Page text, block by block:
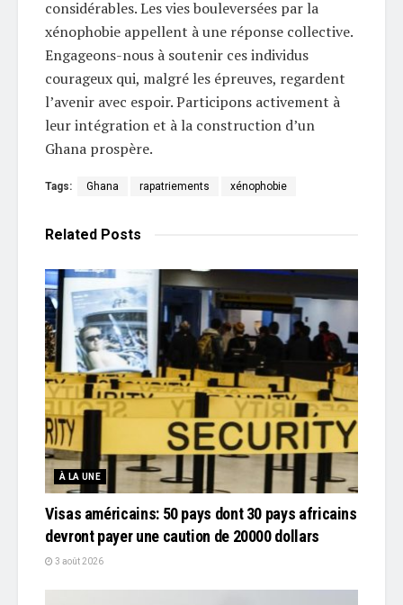
considérables. Les vies bouleversées par la
xénophobie appellent à une réponse collective.
Engageons-nous à soutenir ces individus
courageux qui, malgré les épreuves, regardent
l’avenir avec espoir. Participons activement à
leur intégration et à la construction d’un
Ghana prospère.
Tags: Ghana rapatriements xénophobie
Related Posts
À LA UNE
Visas américains: 50 pays dont 30 pays africains
devront payer une caution de 20000 dollars
3 août 2026